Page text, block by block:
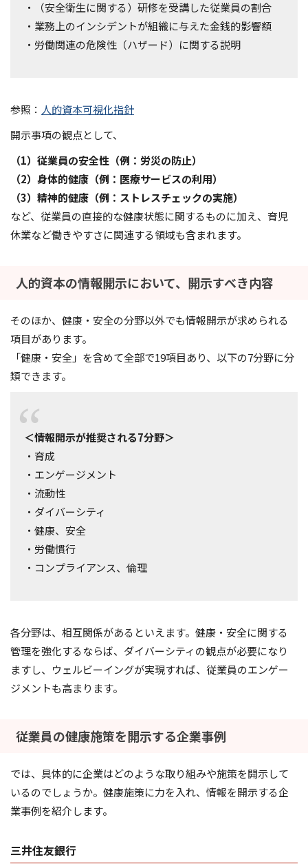
・（安全衛生に関する）研修を受講した従業員の割合
・業務上のインシデントが組織に与えた金銭的影響額
・労働関連の危険性（ハザード）に関する説明
参照： 人的資本可視化指針
開示事項の観点として、
（1）従業員の安全性（例：労災の防止）
（2）身体的健康（例：医療サービスの利用）
（3）精神的健康（例：ストレスチェックの実施）
など、従業員の直接的な健康状態に関するものに加え、育児
休業など働きやすさに関連する領域も含まれます。
人的資本の情報開示において、開示すべき内容
そのほか、健康・安全の分野以外でも情報開示が求められる
項目があります。
「健康・安全」を含めて全部で19項目あり、以下の7分野に分
類できます。
＜情報開示が推奨される7分野＞
・育成
・エンゲージメント
・流動性
・ダイバーシティ
・健康、安全
・労働慣行
・コンプライアンス、倫理
各分野は、相互関係があるといえます。健康・安全に関する
管理を強化するならば、ダイバーシティの観点が必要になり
ますし、ウェルビーイングが実現すれば、従業員のエンゲー
ジメントも高まります。
従業員の健康施策を開示する企業事例
では、具体的に企業はどのような取り組みや施策を開示して
いるのでしょうか。健康施策に力を入れ、情報を開示する企
業事例を紹介します。
三井住友銀行